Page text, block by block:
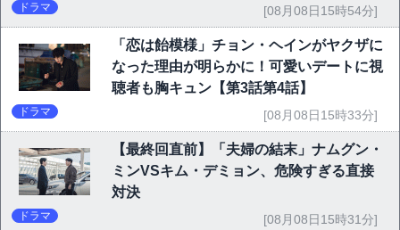
ドラマ [08月08日15時54分]
「恋は飴模様」チョン・ヘインがヤクザに
なった理由が明らかに！可愛いデートに視
聴者も胸キュン【第3話第4話】
ドラマ [08月08日15時33分]
【最終回直前】「夫婦の結末」ナムグン・
ミンVSキム・デミョン、危険すぎる直接
対決
ドラマ [08月08日15時31分]